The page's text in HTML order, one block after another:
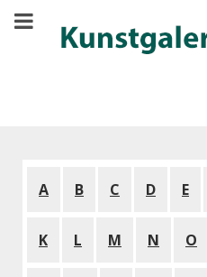
A B C D E
K L M N O